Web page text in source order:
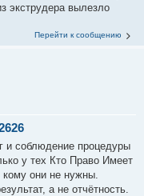
экструдера вылезло
Перейти к сообщению
и соблюдение процедуры
у тех Кто Право Имеет
они не нужны.
а не отчётность.